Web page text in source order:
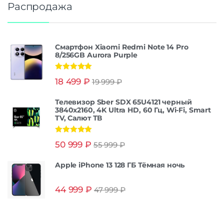
Распродажа
Смартфон Xiaomi Redmi Note 14 Pro
8/256GB Aurora Purple
из 5
18 499 ₽ 19 999₽
Телевизор Sber SDX 65U4121 черный
3840x2160, 4K Ultra HD, 60 Гц, Wi-Fi, Smart
TV, Салют ТВ
из 5
50 999 ₽ 55 999₽
Apple iPhone 13 128 ГБ Тёмная ночь
44 999 ₽ 47 999₽